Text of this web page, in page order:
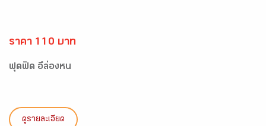
ราคา 110 บาท
ฟุดฟิด อึล่องหน
ดูรายละเอียด